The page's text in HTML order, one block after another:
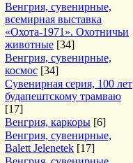
Венгрия, сувенирные,
всемирная выставка
«Охота-1971». Охотничьи
животные [34]
Венгрия, сувенирные,
космос [34]
Сувенирная серия, 100 лет
будапештскому трамваю
[17]
Венгрия, каркоры [6]
Венгрия, сувенирные,
Balett Jelenetek [17]